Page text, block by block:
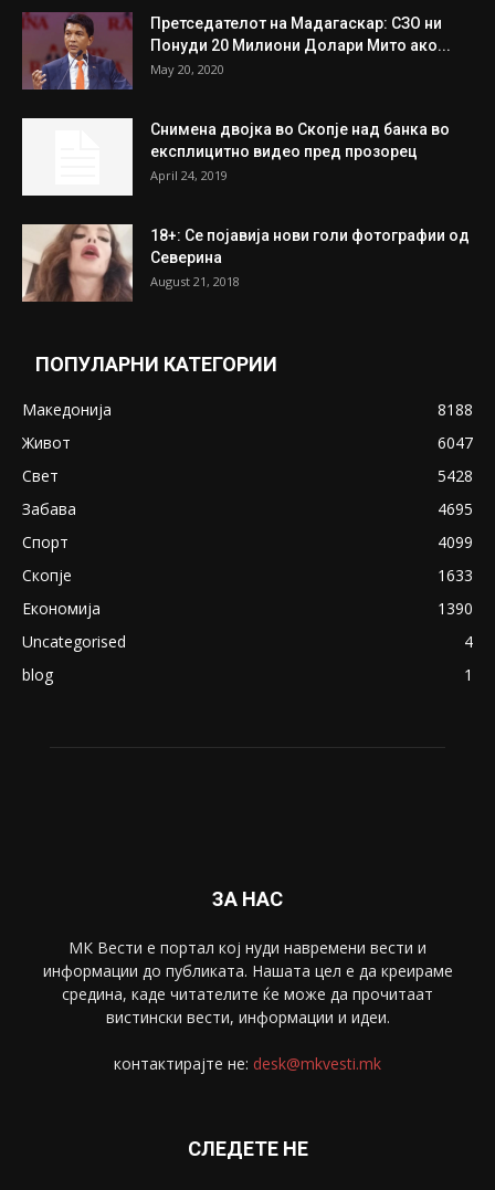
Претседателот на Мадагаскар: СЗО ни
Понуди 20 Милиони Долари Мито ако...
May 20, 2020
Снимена двојка во Скопје над банка во
експлицитно видео пред прозорец
April 24, 2019
18+: Се појавија нови голи фотографии од
Северина
August 21, 2018
ПОПУЛАРНИ КАТЕГОРИИ
Македонија
8188
Живот
6047
Свет
5428
Забава
4695
Спорт
4099
Скопје
1633
Економија
1390
Uncategorised
4
blog
1
ЗА НАС
МК Вести е портал коj нуди навремени вести и
информации до публиката. Нашата цел е да креираме
средина, каде читателите ќе може да прочитаат
вистински вести, информации и идеи.
контактирајте не: desk@mkvesti.mk
СЛЕДЕТЕ НЕ